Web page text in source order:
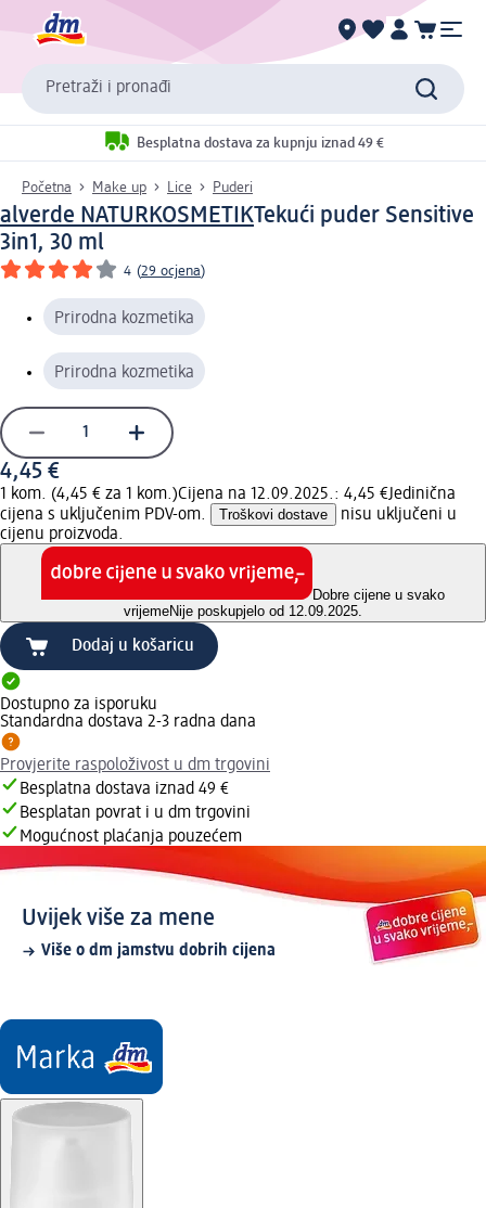
Pretraži i pronađi
Besplatna dostava za kupnju iznad 49 €
Početna Make up Lice Puderi
alverde NATURKOSMETIKTekući puder Sensitive
3in1, 30 ml
4 (29 ocjena)
Prirodna kozmetika
Prirodna kozmetika
4,45 €
1 kom. (4,45 € za 1 kom.)Cijena na 12.09.2025.: 4,45 €Jedinična
cijena s uključenim PDV-om.
Troškovi dostave
nisu uključeni u
cijenu proizvoda.
Dobre cijene u svako
vrijemeNije poskupjelo od 12.09.2025.
Dodaj u košaricu
Dostupno za isporuku
Standardna dostava 2-3 radna dana
Provjerite raspoloživost u dm trgovini
Besplatna dostava iznad 49 €
Besplatan povrat i u dm trgovini
Mogućnost plaćanja pouzećem
Uvijek više za mene
Više o dm jamstvu dobrih cijena